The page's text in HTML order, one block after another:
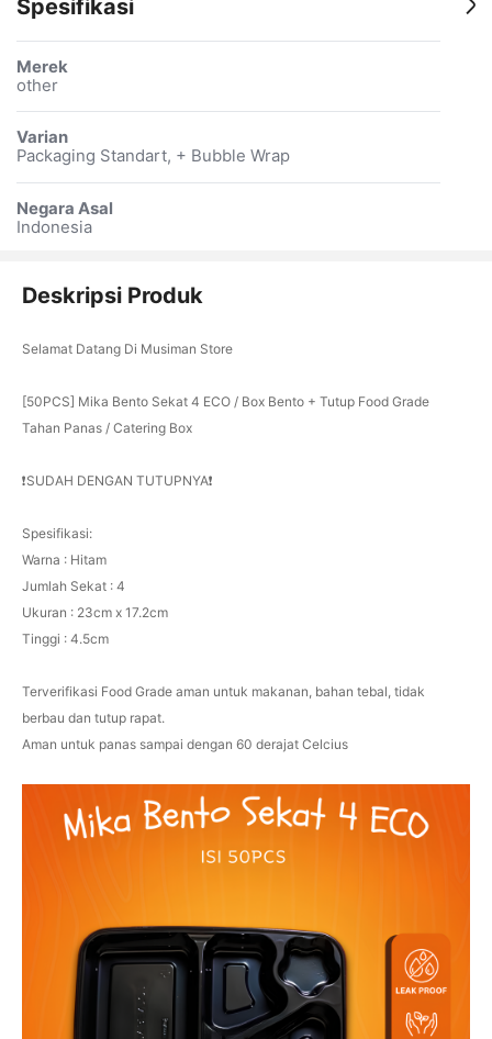
Spesifikasi
Merek
other
Varian
Packaging Standart, + Bubble Wrap
Negara Asal
Indonesia
Deskripsi Produk
Selamat Datang Di Musiman Store
[50PCS] Mika Bento Sekat 4 ECO / Box Bento + Tutup Food Grade
Tahan Panas / Catering Box
❗️SUDAH DENGAN TUTUPNYA❗️
Spesifikasi:
Warna : Hitam
Jumlah Sekat : 4
Ukuran : 23cm x 17.2cm
Tinggi : 4.5cm
Terverifikasi Food Grade aman untuk makanan, bahan tebal, tidak
berbau dan tutup rapat.
Aman untuk panas sampai dengan 60 derajat Celcius